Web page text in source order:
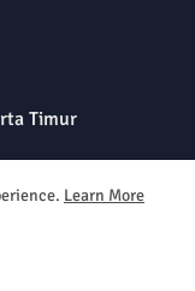
Timur
Pejantan
2
Learn More